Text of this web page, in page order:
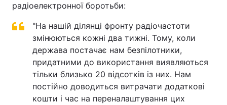
радіоелектронної боротьби:
"На нашій ділянці фронту радіочастоти
змінюються кожні два тижні. Тому, коли
держава постачає нам безпілотники,
придатними до використання виявляються
тільки близько 20 відсотків із них. Нам
постійно доводиться витрачати додаткові
кошти і час на переналаштування цих